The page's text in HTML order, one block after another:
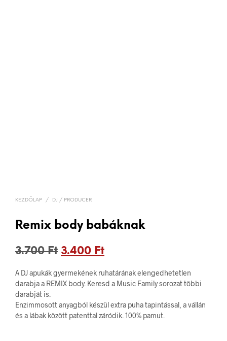
KEZDŐLAP / DJ / PRODUCER
Remix body babáknak
3.700Ft Original
price
was:
3.700 Ft.
3.400 FtCurrent
price
is:
3.400 Ft.
A DJ apukák gyermekének ruhatárának elengedhetetlen
darabja a REMIX body. Keresd a Music Family sorozat többi
darabját is.
Enzimmosott anyagból készül extra puha tapintással, a vállán
és a lábak között patenttal záródik. 100% pamut.